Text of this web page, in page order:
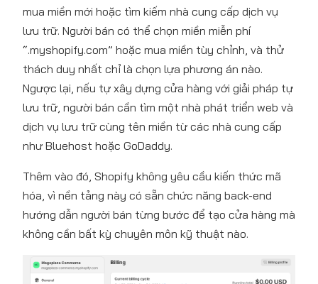
mua miền mới hoặc tìm kiếm nhà cung cấp dịch vụ
lưu trữ. Người bán có thể chọn miền miễn phí
“.myshopify.com” hoặc mua miền tùy chỉnh, và thử
thách duy nhất chỉ là chọn lựa phương án nào.
Ngược lại, nếu tự xây dựng cửa hàng với giải pháp tự
lưu trữ, người bán cần tìm một nhà phát triển web và
dịch vụ lưu trữ cùng tên miền từ các nhà cung cấp
như Bluehost hoặc GoDaddy.
Thêm vào đó, Shopify không yêu cầu kiến thức mã
hóa, vì nền tảng này có sẵn chức năng back-end
hướng dẫn người bán từng bước để tạo cửa hàng mà
không cần bất kỳ chuyên môn kỹ thuật nào.